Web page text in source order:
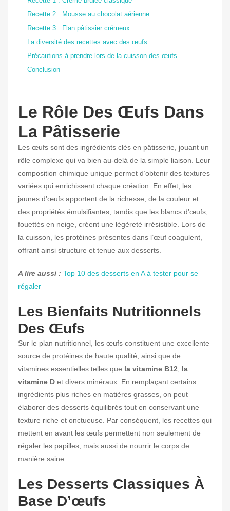
Recette 2 : Mousse au chocolat aérienne
Recette 3 : Flan pâtissier crémeux
La diversité des recettes avec des œufs
Précautions à prendre lors de la cuisson des œufs
Conclusion
Le Rôle Des Œufs Dans
La Pâtisserie
Les œufs sont des ingrédients clés en pâtisserie, jouant un
rôle complexe qui va bien au-delà de la simple liaison. Leur
composition chimique unique permet d’obtenir des textures
variées qui enrichissent chaque création. En effet, les
jaunes d’œufs apportent de la richesse, de la couleur et
des propriétés émulsifiantes, tandis que les blancs d’œufs,
fouettés en neige, créent une légèreté irrésistible. Lors de
la cuisson, les protéines présentes dans l’œuf coagulent,
offrant ainsi structure et tenue aux desserts.
A lire aussi : Top 10 des desserts en A à tester pour se
régaler
Les Bienfaits Nutritionnels
Des Œufs
Sur le plan nutritionnel, les œufs constituent une excellente
source de protéines de haute qualité, ainsi que de
vitamines essentielles telles que la vitamine B12, la
vitamine D et divers minéraux. En remplaçant certains
ingrédients plus riches en matières grasses, on peut
élaborer des desserts équilibrés tout en conservant une
texture riche et onctueuse. Par conséquent, les recettes qui
mettent en avant les œufs permettent non seulement de
régaler les papilles, mais aussi de nourrir le corps de
manière saine.
Les Desserts Classiques À
Base D’œufs